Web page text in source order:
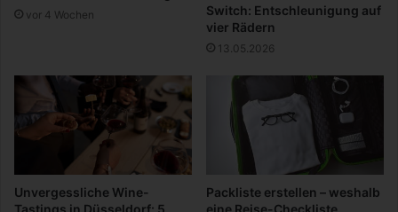
.
vor 4 Wochen
Switch: Entschleunigung auf
vier Rädern
13.05.2026
Unvergessliche Wine-
Packliste erstellen – weshalb